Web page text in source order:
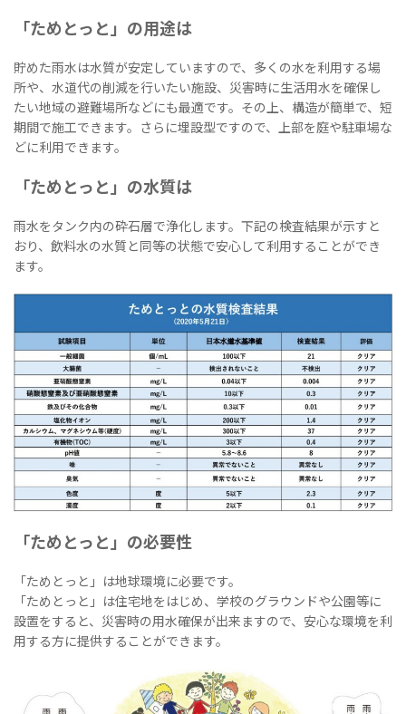
「ためとっと」の用途は
貯めた雨水は水質が安定していますので、多くの水を利用する場
所や、水道代の削減を行いたい施設、災害時に生活用水を確保し
たい地域の避難場所などにも最適です。その上、構造が簡単で、短
期間で施工できます。さらに埋設型ですので、上部を庭や駐車場な
どに利用できます。
「ためとっと」の水質は
雨水をタンク内の砕石層で浄化します。下記の検査結果が示すと
おり、飲料水の水質と同等の状態で安心して利用することができ
ます。
「ためとっと」の必要性
「ためとっと」は地球環境に必要です。
「ためとっと」は住宅地をはじめ、学校のグラウンドや公園等に
設置をすると、災害時の用水確保が出来ますので、安心な環境を利
用する方に提供することができます。